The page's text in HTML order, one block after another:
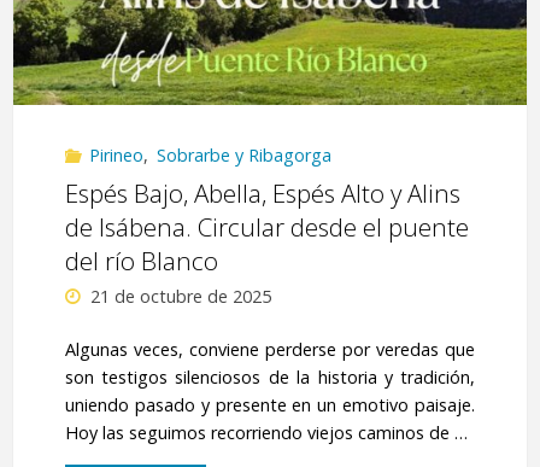
Pirineo, Sobrarbe y Ribagorga
Espés Bajo, Abella, Espés Alto y Alins
de Isábena. Circular desde el puente
del río Blanco
21 de octubre de 2025
Algunas veces, conviene perderse por veredas que
son testigos silenciosos de la historia y tradición,
uniendo pasado y presente en un emotivo paisaje.
Hoy las seguimos recorriendo viejos caminos de …